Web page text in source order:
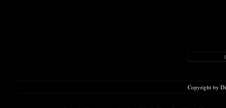
Copyright by